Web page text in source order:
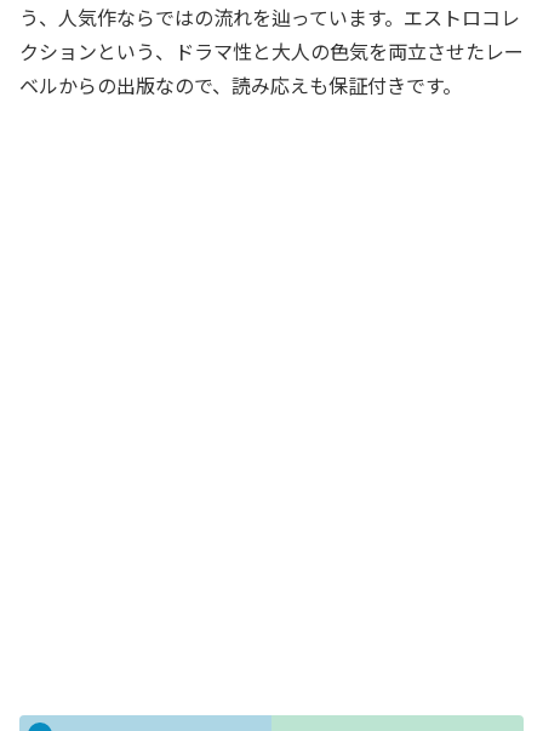
う、人気作ならではの流れを辿っています。エストロコレ
クションという、ドラマ性と大人の色気を両立させたレー
ベルからの出版なので、読み応えも保証付きです。